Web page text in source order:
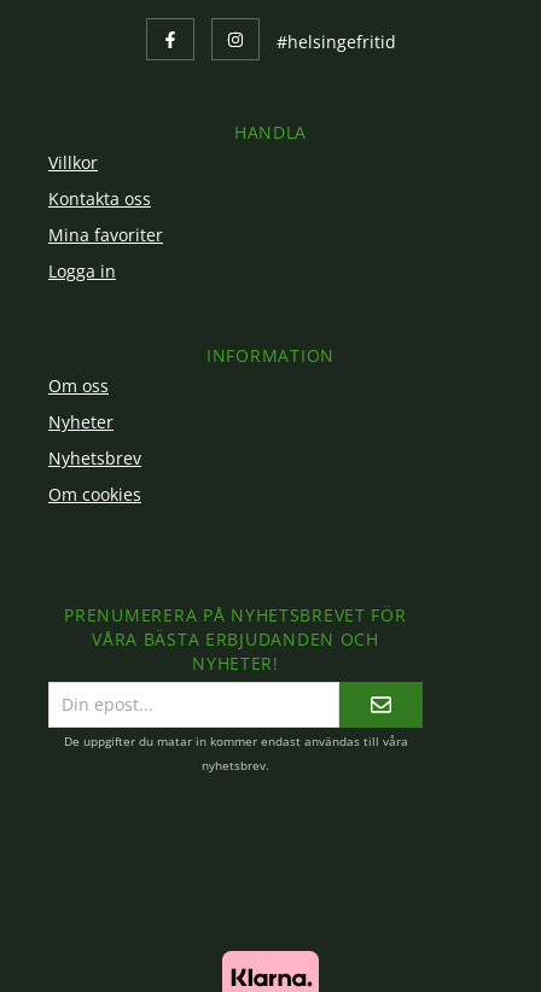
#helsingefritid
HANDLA
Villkor
Kontakta oss
Mina favoriter
Logga in
INFORMATION
Om oss
Nyheter
Nyhetsbrev
Om cookies
PRENUMERERA PÅ NYHETSBREVET FÖR
VÅRA BÄSTA ERBJUDANDEN OCH
NYHETER!
postadress
De uppgifter du matar in kommer endast användas till våra
nyhetsbrev.